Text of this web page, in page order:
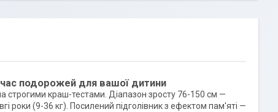
подорожей для вашої дитини
строгими краш-тестами. Діапазон зросту 76-150 см —
роки (9-36 кг). Посилений підголівник з ефектом пам'яті —